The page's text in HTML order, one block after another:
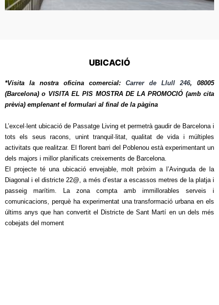
UBICACIÓ
*Visita la nostra oficina comercial: Carrer de Llull 246, 08005
(Barcelona) o VISITA EL PIS MOSTRA DE LA PROMOCIÓ (amb cita
prèvia) emplenant el formulari al final de la pàgina
L’excel·lent ubicació de Passatge Living et permetrà gaudir de Barcelona i
tots els seus racons, unint tranquil·litat, qualitat de vida i múltiples
activitats que realitzar. El florent barri del Poblenou està experimentant un
dels majors i millor planificats creixements de Barcelona.
El projecte té una ubicació envejable, molt pròxim a l’Avinguda de la
Diagonal i el districte 22@, a més d’estar a escassos metres de la platja i
passeig marítim. La zona compta amb immillorables serveis i
comunicacions, perquè ha experimentat una transformació urbana en els
últims anys que han convertit el Districte de Sant Martí en un dels més
cobejats del moment